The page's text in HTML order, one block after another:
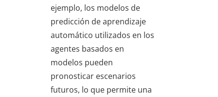
ejemplo, los modelos de
predicción de aprendizaje
automático utilizados en los
agentes basados en
modelos pueden
pronosticar escenarios
futuros, lo que permite una